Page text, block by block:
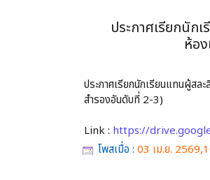
ประกาศเรียกนัก
ห้อ
ประกาศเรียกนักเรียนแทนผู้ส
สำรองอันดับที่ 2-3)
Link : https://
โพสเมื่อ : 03 เม.ย.